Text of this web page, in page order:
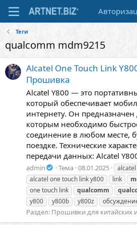
Теги
qualcomm mdm9215
Alcatel One Touch Link
Прошивка
Alcatel Y800 — это
который обеспечивает
интернету. Он предназначен
которым необходимо
соединение в любом месте,
поездке. Технические
передачи данных: Alcatel
admin Тема 08.01.2025 alcatel
alcatel one touch link y800
link
one touch link
qualcomm
y800
y800b y800z
Раздел: Прошивки для китайских